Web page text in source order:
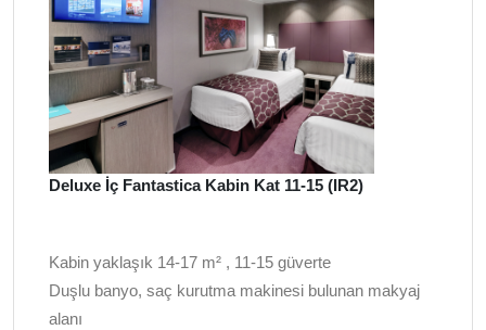
Deluxe İç Fantastica Kabin Kat 11-15 (IR2)
Kabin yaklaşık 14-17 m² , 11-15 güverte
Duşlu banyo, saç kurutma makinesi bulunan makyaj
alanı